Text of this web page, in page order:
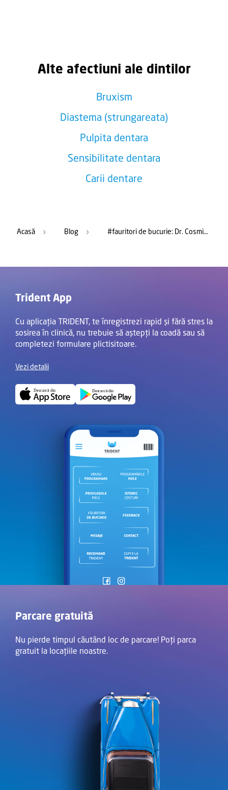
Alte afectiuni ale dintilor
Bruxism
Diastema (strungareata)
Pulpita dentara
Sensibilitate dentara
Carii dentare
Acasă Blog #fauritori de bucurie: Dr. Cosmin Ulman
Trident App
Cu aplicația TRIDENT, te înregistrezi rapid și fără stres la
sosirea în clinică, nu trebuie să aștepți la coadă sau să
completezi formulare plictisitoare.
Vezi detalii
Parcare gratuită
Nu pierde timpul căutând loc de parcare! Poți parca
gratuit la locațiile noastre.